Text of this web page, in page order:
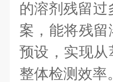
的溶剂残留过
案，能将残
预设，实现
整体检测效率